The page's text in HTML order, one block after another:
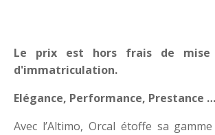
Le prix est hors frais de
d'immatriculation.
Elégance, Performance, Prestance …
Avec l’Altimo, Orcal étoffe sa